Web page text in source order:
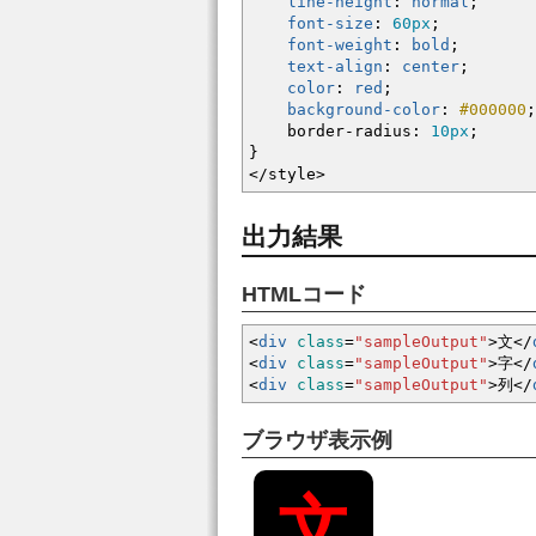
font-size : 60px ;
font-weight : bold ;
text-align : center ;
color : red ;
background-color : #000000 ;
border-radius : 10px ;
}
</style>
出力結果
HTMLコード
<div class="sampleOutput">文</
<div class="sampleOutput">字</
<div class="sampleOutput">列 </
ブラウザ表示例